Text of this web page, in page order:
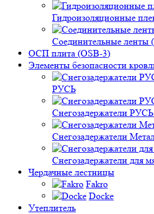
Гидроизоляционные
Соединительные ленты
ОСП плита (OSB-3)
Элементы безопасности
РУСЬ
Снегозадержатели
Снегозадержатели
Снегозадержатели для
Чердачные лестницы
Fakro
Docke
Утеплитель